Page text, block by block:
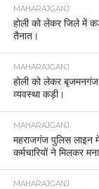
MAHARAJGANJ
होली को लेकर जिले में
तैनात।
MAHARAJGANJ
होली को लेकर बृजमनगंज
व्यवस्था कड़ी।
MAHARAJGANJ
महराजगंज पुलिस लाइन
कर्मचारियों ने मिलकर
MAHARAJGANJ